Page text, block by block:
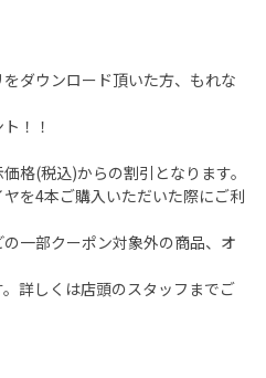
ダウンロード頂いた方、もれな
！！
格(税込)からの割引となります。
を4本ご購入いただいた際にご利
一部クーポン対象外の商品、オ
詳しくは店頭のスタッフまでご